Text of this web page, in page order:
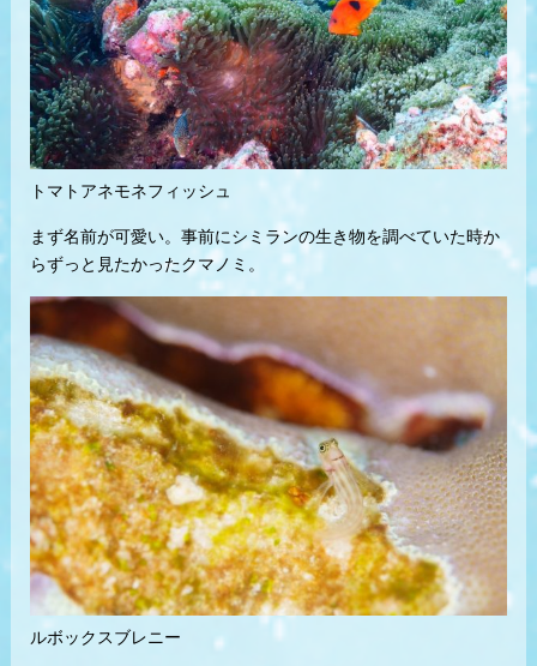
トマトアネモネフィッシュ
まず名前が可愛い。事前にシミランの生き物を調べていた時か
らずっと見たかったクマノミ。
ルボックスブレニー